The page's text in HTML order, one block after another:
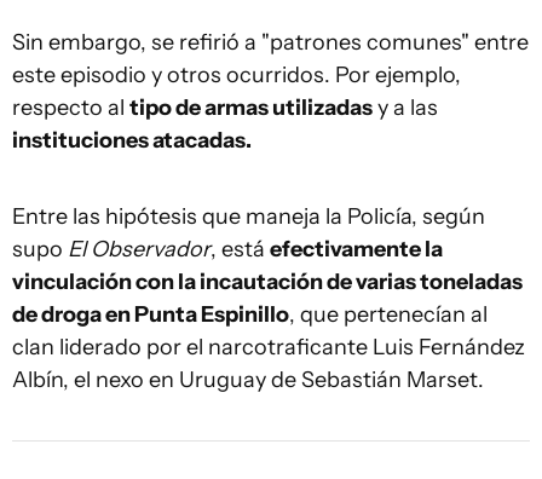
Sin embargo, se refirió a "patrones comunes" entre
este episodio y otros ocurridos. Por ejemplo,
respecto al tipo de armas utilizadasy a las
instituciones atacadas.
Entre las hipótesis que maneja la Policía, según
supo El Observador, está efectivamente la
vinculación con la incautación de varias toneladas
de droga en Punta Espinillo, que pertenecían al
clan liderado por el narcotraficante Luis Fernández
Albín, el nexo en Uruguay de Sebastián Marset.